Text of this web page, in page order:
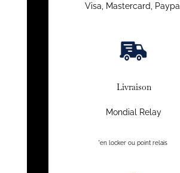
Visa, Mastercard, Paypal
Livraison
Mondial Relay
*en locker ou point relais